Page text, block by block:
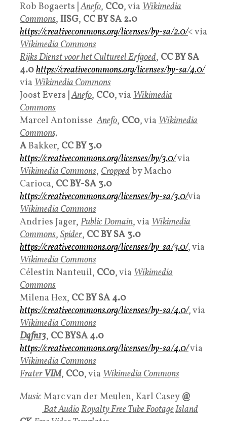
Rob Bogaerts Anefo, CC0, via Wikimedia
Commons, IISG, CC BY SA 2.0
https://creativecommons.org/licenses/by-sa/2.0/< via
Wikimedia Commons
Rijks Dienst voor het Cultureel Erfgoed, CC BY SA
4.0https://creativecommons.org/licenses/by-sa/4.0/
via Wikimedia Commons
Joost Evers Anefo, CC0, via Wikimedia
Commons
Marcel AntonisseAnefo, CC0, via Wikimedia
Commons,
ABakker, CC BY 3.0
https://creativecommons.org/licenses/by/3.0/via
Wikimedia Commons, Croppedby Macho
Carioca, CC BY-SA 3.0
https://creativecommons.org/licenses/by-sa/3.0/via
Wikimedia Commons
Andries Jager, Public Domain, via Wikimedia
Commons, Spider, CC BY SA 3.0
https://creativecommons.org/licenses/by-sa/3.0/, via
Wikimedia Commons
Célestin Nanteuil, CC0, via Wikimedia
Commons
Milena Hex, CC BY SA 4.0
https://creativecommons.org/licenses/by-sa/4.0/, via
Wikimedia Commons
Dqfn13, CC BYSA 4.0
https://creativecommons.org/licenses/by-sa/4.0/via
Wikimedia Commons
FraterVIM, CC0, via Wikimedia Commons
MusicMarc van der Meulen, Karl Casey @
Bat AudioRoyalty Free Tube FootageIsland